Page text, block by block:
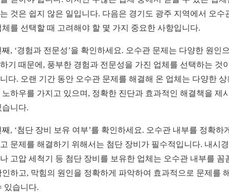
것은 쉽지 않은 일입니다. 다음은 경기도 광주 지역에서 오수
체를 선택할 때 고려해야 할 몇 가지 중요한 사항입니다.
째, ‘경험과 전문성’을 확인하세요. 오수관 문제는 다양한 원인
기 때문에, 풍부한 경험과 전문성을 가진 업체를 선택하는 것
다. 오랜 기간 동안 오수관 문제를 해결해 온 업체는 다양한 상
노하우를 가지고 있으며, 정확한 진단과 효과적인 해결책을 제
습니다.
째, ‘첨단 장비 보유 여부’를 확인하세요. 오수관 내부를 정확하
문제를 해결하기 위해서는 첨단 장비가 필수적입니다. 내시
고압 세척기 등 첨단 장비를 보유한 업체는 오수관 내부를 꼼
인하고, 막힘의 원인을 정확하게 파악하여 효과적으로 문제를
있습니다.